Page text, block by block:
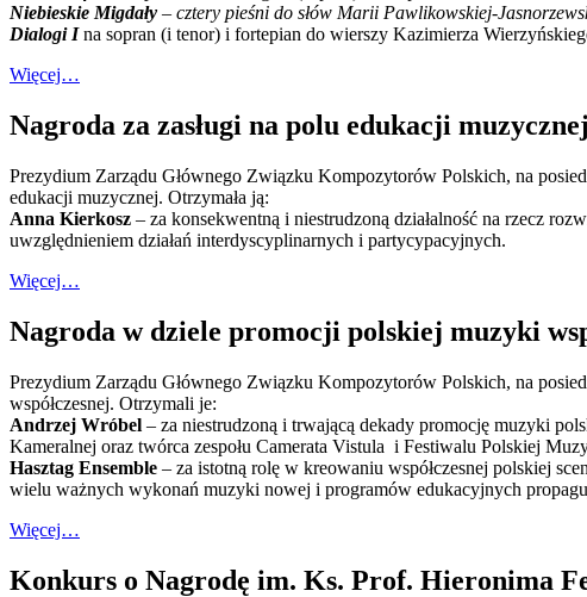
Niebieskie Migdały – cztery pieśni do słów Marii Pawlikowskiej-
Dialogi Ina sopran (i tenor) i fortepian do wierszy Kazimierza
Więcej…
Nagroda za zasługi na polu edukacji
Prezydium Zarządu Głównego Związku Kompozytorów Polskich, na
edukacji muzycznej. Otrzymała ją:
Anna Kierkosz – za konsekwentną i niestrudzoną działalność na rzecz
uwzględnieniem działań interdyscyplinarnych i partycypacyjnych.
Więcej…
Nagroda w dziele promocji polskiej muzyki
Prezydium Zarządu Głównego Związku Kompozytorów Polskich, na
współczesnej. Otrzymali je:
Andrzej Wróbel – za niestrudzoną i trwającą dekady promocję muzyki
Kameralnej oraz twórca zespołu Camerata Vistula i Festiwalu Polskiej
Hasztag Ensemble – za istotną rolę w kreowaniu współczesnej polskiej
wielu ważnych wykonań muzyki nowej i programów edukacyjnych
Więcej…
Konkurs o Nagrodę im. Ks. Prof. Hieronima